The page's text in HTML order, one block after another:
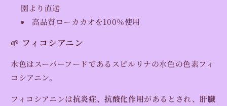
園より直送
高品質ローカカオを100％使用
🌱 フィコシアニン
水色はスーパーフードであるスピルリナの水色の色素フィ
コシアニン。
フィコシアニンは抗炎症、抗酸化作用があるとされ、 肝臓